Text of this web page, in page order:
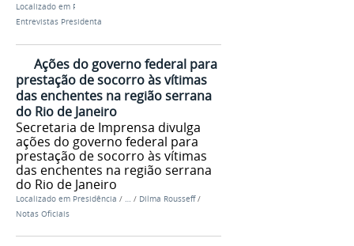
Localizado em Presidência
Entrevistas Presidenta
Ações do governo federal para
prestação de socorro às vítimas
das enchentes na região serrana
do Rio de Janeiro
Secretaria de Imprensa divulga
ações do governo federal para
prestação de socorro às vítimas
das enchentes na região serrana
do Rio de Janeiro
Localizado em Presidência / / Dilma Rousseff /
Notas Oficiais